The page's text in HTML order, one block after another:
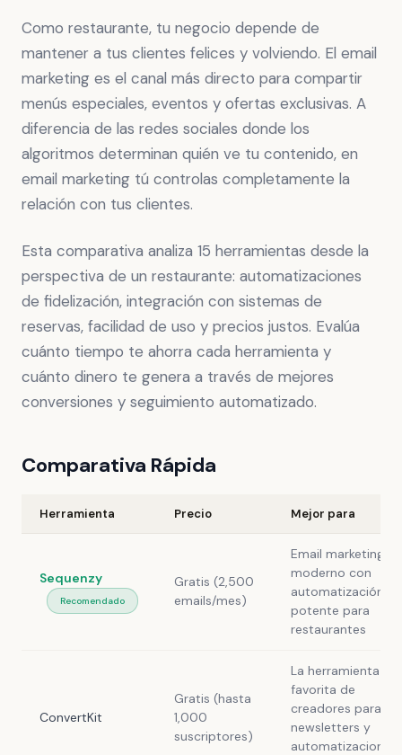
Como restaurante, tu negocio depende de
mantener a tus clientes felices y volviendo. El email
marketing es el canal más directo para compartir
menús especiales, eventos y ofertas exclusivas. A
diferencia de las redes sociales donde los
algoritmos determinan quién ve tu contenido, en
email marketing tú controlas completamente la
relación con tus clientes.
Esta comparativa analiza 15 herramientas desde la
perspectiva de un restaurante: automatizaciones
de fidelización, integración con sistemas de
reservas, facilidad de uso y precios justos. Evalúa
cuánto tiempo te ahorra cada herramienta y
cuánto dinero te genera a través de mejores
conversiones y seguimiento automatizado.
Comparativa Rápida
Herramienta Precio Mejor para
Sequenzy
Recomendado
Gratis (2,500
emails/mes)
Email marketing
moderno con
automatización
potente para
restaurantes
ConvertKit
Gratis (hasta
1,000
suscriptores)
La herramienta
favorita de
creadores para
newsletters y
automatizaciones